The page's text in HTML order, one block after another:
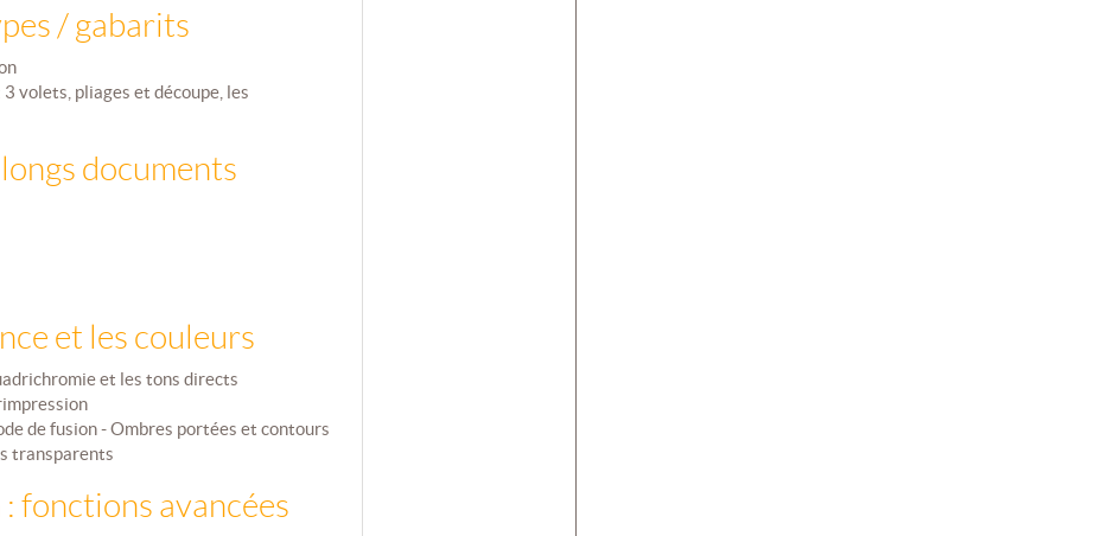
/ gabarits
volets, pliages et découpe, les
documents
et les couleurs
et les tons directs
de fusion - Ombres portées et contours
transparents
fonctions avancées